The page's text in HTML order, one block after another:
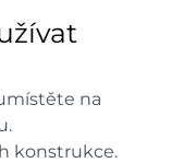
na
konstrukce.